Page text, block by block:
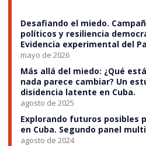
Desafiando el miedo.
políticos y resiliencia
Evidencia experimental del
mayo de 2026
Más allá del miedo: ¿Qué
nada parece cambiar? Un
disidencia latente en Cuba.
agosto de 2025
Explorando futuros posibles
en Cuba. Segundo panel
agosto de 2024